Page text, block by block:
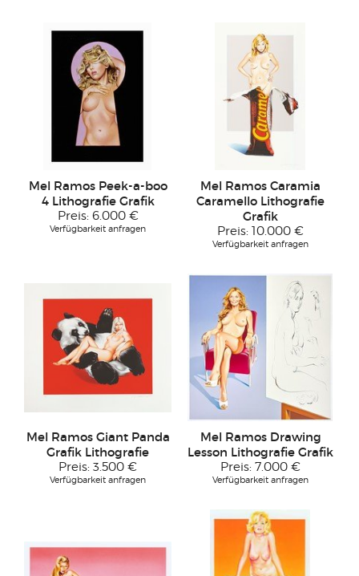
Mel Ramos Peek-a-boo
4 Lithografie Grafik
Preis: 6.000 €
Verfügbarkeit anfragen
Mel Ramos Caramia
Caramello Lithografie
Grafik
Preis: 10.000 €
Verfügbarkeit anfragen
Mel Ramos Giant Panda
Grafik Lithografie
Preis: 3.500 €
Verfügbarkeit anfragen
Mel Ramos Drawing
Lesson Lithografie Grafik
Preis: 7.000 €
Verfügbarkeit anfragen